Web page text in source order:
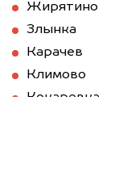
Жирятино
Злынка
Карачев
Климово
Кокаревка